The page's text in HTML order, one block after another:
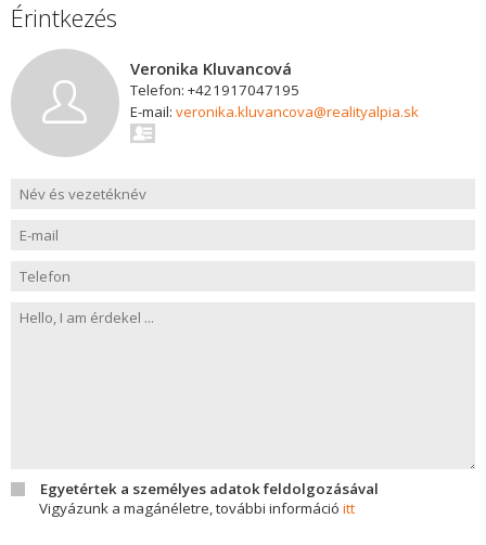
Érintkezés
Veronika Kluvancová
Telefon: +421917047195
E-mail: veronika.kluvancova@realityalpia.sk
Egyetértek a személyes adatok feldolgozásával
Vigyázunk a magánéletre, további információ itt